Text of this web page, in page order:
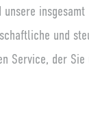
und
Service, der